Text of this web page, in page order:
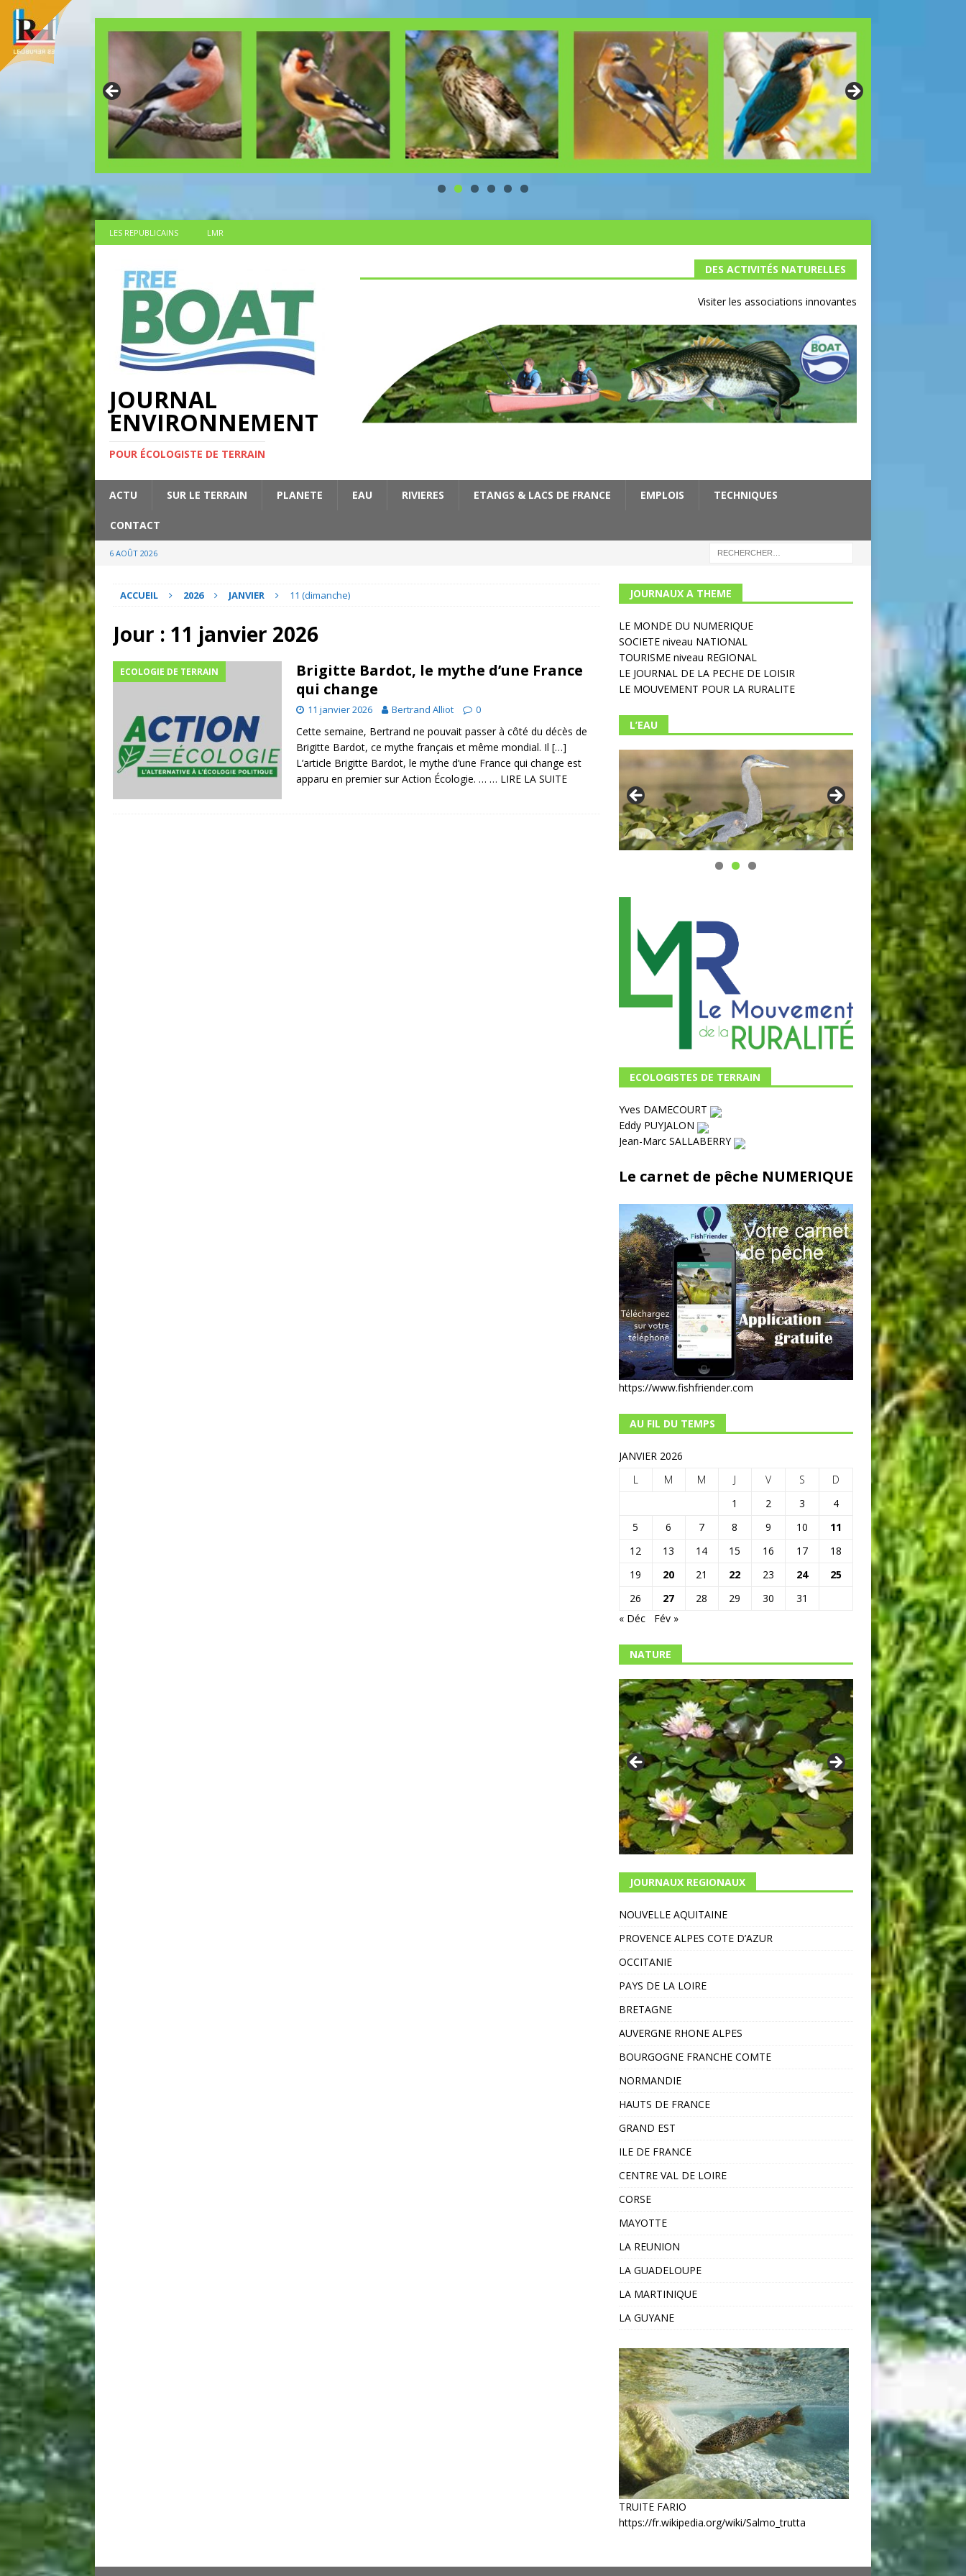
LES REPUBLICAINS LMR
JOURNAL
ENVIRONNEMENT
POUR ÉCOLOGISTE DE TERRAIN
DES ACTIVITÉS NATURELLES
Visiter les associations innovantes
ACTU SUR LE TERRAIN PLANETE EAU RIVIERES ETANGS & LACS DE FRANCE EMPLOIS TECHNIQUES
CONTACT
6 AOÛT 2026
ACCUEIL 2026 JANVIER 11 (dimanche)
Jour : 11 janvier 2026
ECOLOGIE DE TERRAIN
Brigitte Bardot, le mythe d’une France
qui change
11 janvier 2026 Bertrand Alliot 0
Cette semaine, Bertrand ne pouvait passer à côté du décès de
Brigitte Bardot, ce mythe français et même mondial. Il […]
L’article Brigitte Bardot, le mythe d’une France qui change est
apparu en premier sur Action Écologie. … … LIRE LA SUITE
JOURNAUX A THEME
LE MONDE DU NUMERIQUE
SOCIETE niveau NATIONAL
TOURISME niveau REGIONAL
LE JOURNAL DE LA PECHE DE LOISIR
LE MOUVEMENT POUR LA RURALITE
L’EAU
ECOLOGISTES DE TERRAIN
Yves DAMECOURT
Eddy PUYJALON
Jean-Marc SALLABERRY
Le carnet de pêche NUMERIQUE
https://www.fishfriender.com
AU FIL DU TEMPS
JANVIER 2026
L
M M J V S
D
1
2 3
4
5
6 7 8 9 10
11
12
13 14 15 16 17
18
19
20 21 22 23 24
25
26
27 28 29 30
31
« Déc
Fév »
NATURE
JOURNAUX REGIONAUX
NOUVELLE AQUITAINE
PROVENCE ALPES COTE D’AZUR
OCCITANIE
PAYS DE LA LOIRE
BRETAGNE
AUVERGNE RHONE ALPES
BOURGOGNE FRANCHE COMTE
NORMANDIE
HAUTS DE FRANCE
GRAND EST
ILE DE FRANCE
CENTRE VAL DE LOIRE
CORSE
MAYOTTE
LA REUNION
LA GUADELOUPE
LA MARTINIQUE
LA GUYANE
TRUITE FARIO
https://fr.wikipedia.org/wiki/Salmo_trutta